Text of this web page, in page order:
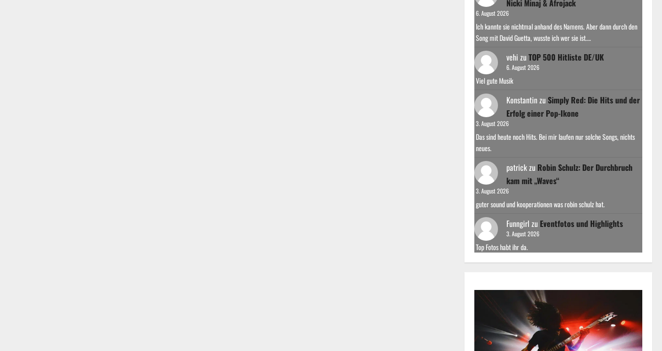
Nicki Minaj & Afrojack
6. August 2026
Ich kannte sie nichtmal anhand des Namens. Aber dann durch den
Song mit David Guetta, wusste ich wer sie ist.…
vehi zu TOP 500 Hitliste DE/UK
6. August 2026
Viel gute Musik
Konstantinzu Simply Red: Die Hits und der
Erfolg einer Pop-Ikone
3. August 2026
Das sind heute noch Hits. Bei mir laufen nur solche Songs, nichts
neues.
patrickzu Robin Schulz: Der Durchbruch
kam mit „Waves“
3. August 2026
guter sound und kooperationen was robin schulz hat.
Funngirl zu Eventfotos und Highlights
3. August 2026
Top Fotos habt ihr da.